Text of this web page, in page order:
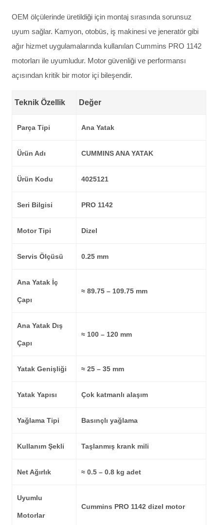
OEM ölçülerinde üretildiği için montaj sırasında sorunsuz
uyum sağlar. Kamyon, otobüs, iş makinesi ve jeneratör gibi
ağır hizmet uygulamalarında kullanılan Cummins PRO 1142
motorları ile uyumludur. Motor güvenliği ve performansı
açısından kritik bir motor içi bileşendir.
Teknik Özellik Değer
Parça Tipi Ana Yatak
Ürün Adı CUMMINS ANA YATAK
Ürün Kodu 4025121
Seri Bilgisi PRO 1142
Motor Tipi Dizel
Servis Ölçüsü 0.25 mm
Ana Yatak İç
Çapı
≈ 89.75 – 109.75 mm
Ana Yatak Dış
Çapı
≈ 100 – 120 mm
Yatak Genişliği ≈ 25 – 35 mm
Yatak Yapısı Çok katmanlı alaşım
Yağlama Tipi Basınçlı yağlama
Kullanım Şekli Taşlanmış krank mili
Net Ağırlık ≈ 0.5 – 0.8 kg adet
Uyumlu
Motorlar
Cummins PRO 1142 dizel motor